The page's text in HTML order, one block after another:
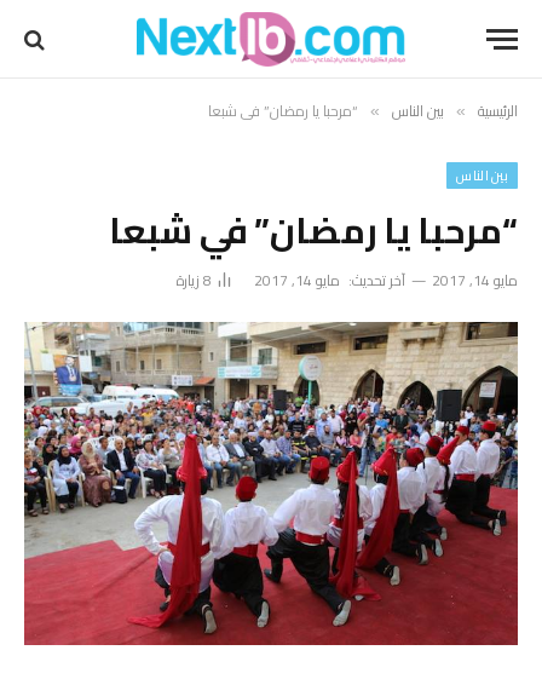
الرئيسية » بين الناس » “مرحبا يا رمضان” في شبعا
بين الناس
“مرحبا يا رمضان” في شبعا
مايو 14, 2017 آخر تحديث: مايو 14, 2017 8زيارة